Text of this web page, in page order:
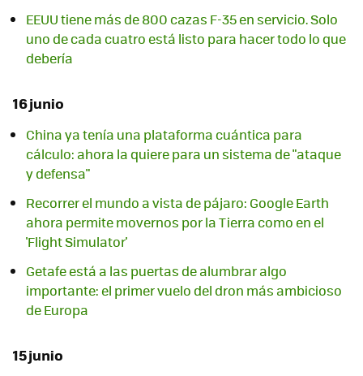
EEUU tiene más de 800 cazas F-35 en servicio. Solo
uno de cada cuatro está listo para hacer todo lo que
debería
16 junio
China ya tenía una plataforma cuántica para
cálculo: ahora la quiere para un sistema de "ataque
y defensa"
Recorrer el mundo a vista de pájaro: Google Earth
ahora permite movernos por la Tierra como en el
'Flight Simulator'
Getafe está a las puertas de alumbrar algo
importante: el primer vuelo del dron más ambicioso
de Europa
15 junio